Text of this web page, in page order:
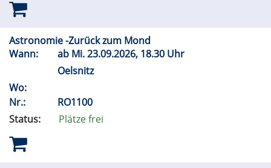
Astronomie -Zurück zum Mond
Wann:
ab Mi.23.09.2026, 18.30 Uhr
Oelsnitz
Wo:
Nr.:
RO1100
Status:
Plätze frei